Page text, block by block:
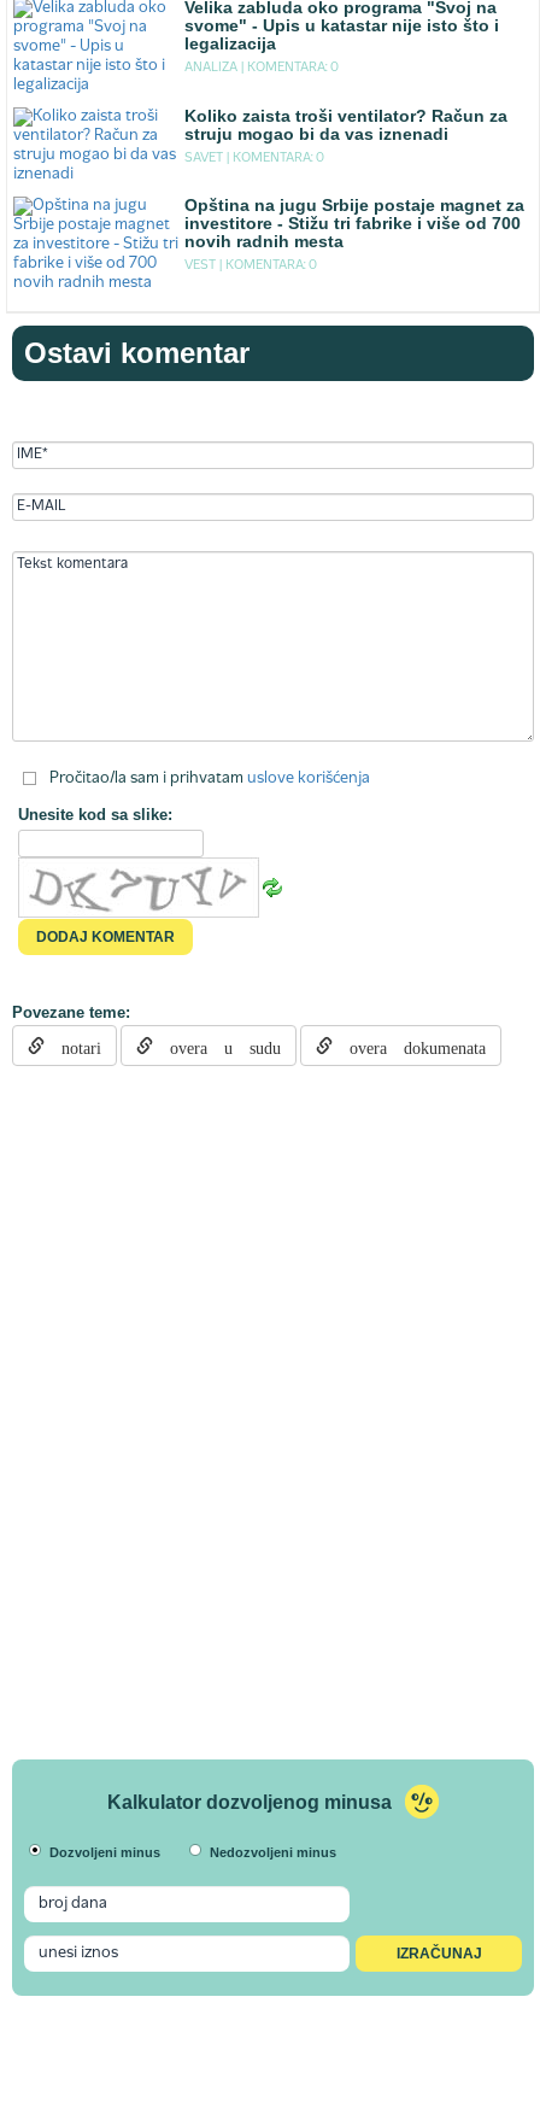
Velika zabluda oko programa "Svoj na
svome" - Upis u katastar nije isto što i
legalizacija
ANALIZA | KOMENTARA: 0
Koliko zaista troši ventilator? Račun za
struju mogao bi da vas iznenadi
SAVET | KOMENTARA: 0
Opština na jugu Srbije postaje magnet za
investitore - Stižu tri fabrike i više od 700
novih radnih mesta
VEST | KOMENTARA: 0
Ostavi komentar
Pročitao/la sam i prihvatam uslove korišćenja
Unesite kod sa slike:
Povezane teme:
notari overa u sudu overa dokumenata
Kalkulator dozvoljenog minusa
Dozvoljeni minus Nedozvoljeni minus